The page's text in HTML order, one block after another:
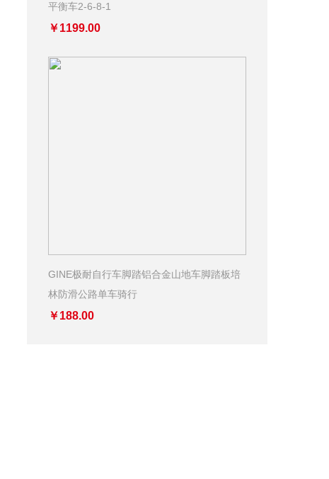
平衡车2-6-8-1
￥1199.00
GINE极耐自行车脚踏铝合金山地车脚踏板培
林防滑公路单车骑行
￥188.00